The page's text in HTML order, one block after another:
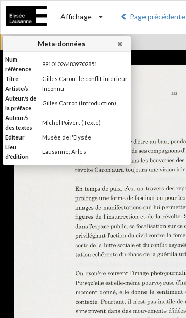
Affichage Page précédente
Meta-données
Num
référence
991010264839702851
Titre
Gilles Caron : le conflit intérieur
Artiste/s
Inconnu
Auteur/s de
la préface
Gilles Carron (Introduction)
Auteur/s
des textes
Michel Poivert (Texte)
Editeur
Musée de l'Elysée
Lieu
d'édition
Lausanne; Arles
Date
Publié à l'occasion de
l'exposition : "Gilles Caron : le
conflit intérieur", Musée de
l'Élysée, 30 janvier - 12 mai 2013
Monographie
Couleur, Noir & Blanc
27 x 22 cm
ISBN 9782363980052